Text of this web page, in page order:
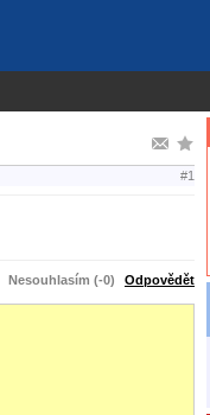
#1
Nesouhlasím (-0) Odpovědět